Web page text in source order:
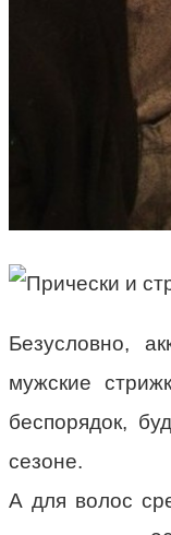
Безусловно,
мужские
беспорядок,
сезоне.
А для волос